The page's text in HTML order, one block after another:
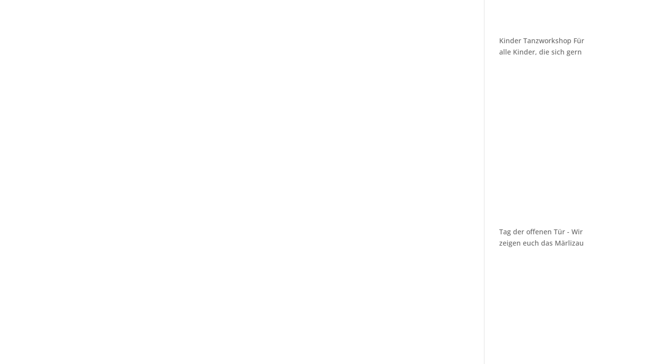
Kinder Tanzworkshop Für
alle Kinder, die sich gern
Tag der offenen Tür - Wir
zeigen euch das Märlizau